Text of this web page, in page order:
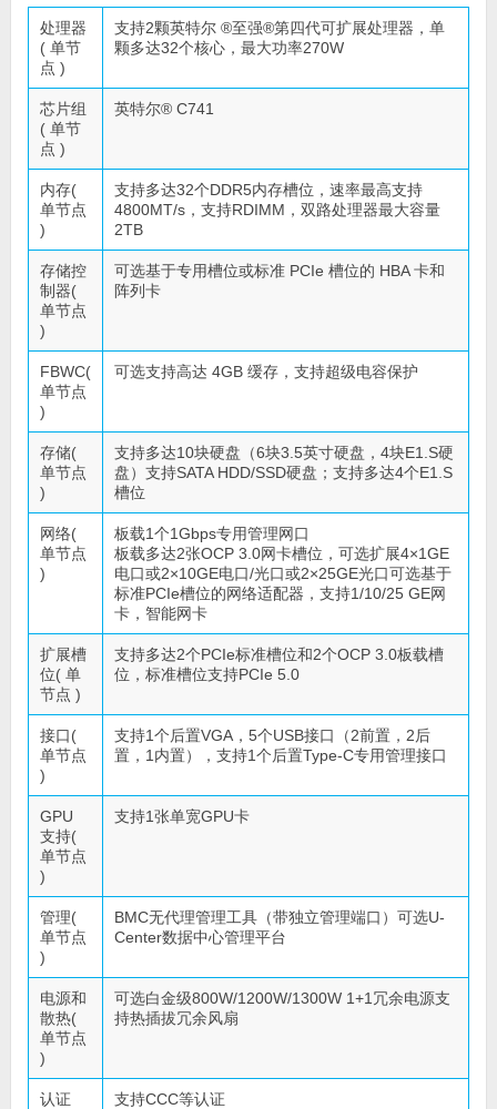
处理器
( 单节
点 )
支持2颗英特尔 ®至强®第四代可扩展处理器，单
颗多达32个核心，最大功率270W
芯片组
( 单节
点 )
英特尔® C741
内存(
单节点
)
支持多达32个DDR5内存槽位，速率最高支持
4800MT/s，支持RDIMM，双路处理器最大容量
2TB
存储控
制器(
单节点
)
可选基于专用槽位或标准 PCIe 槽位的 HBA 卡和
阵列卡
FBWC(
单节点
)
可选支持高达 4GB 缓存，支持超级电容保护
存储(
单节点
)
支持多达10块硬盘（6块3.5英寸硬盘，4块E1.S硬
盘）支持SATA HDD/SSD硬盘；支持多达4个E1.S
槽位
网络(
单节点
)
板载1个1Gbps专用管理网口
板载多达2张OCP 3.0网卡槽位，可选扩展4×1GE
电口或2×10GE电口/光口或2×25GE光口可选基于
标准PCIe槽位的网络适配器，支持1/10/25 GE网
卡，智能网卡
扩展槽
位( 单
节点 )
支持多达2个PCIe标准槽位和2个OCP 3.0板载槽
位，标准槽位支持PCIe 5.0
接口(
单节点
)
支持1个后置VGA，5个USB接口（2前置，2后
置，1内置），支持1个后置Type-C专用管理接口
GPU
支持(
单节点
)
支持1张单宽GPU卡
管理(
单节点
)
BMC无代理管理工具（带独立管理端口）可选U-
Center数据中心管理平台
电源和
散热(
单节点
)
可选白金级800W/1200W/1300W 1+1冗余电源支
持热插拔冗余风扇
认证 支持CCC等认证